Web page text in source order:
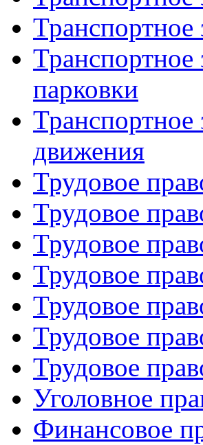
Транспортное
Транспортное
парковки
Транспортное
движения
Трудовое
Трудовое
Трудовое
Трудовое
Трудовое
Трудовое
Трудовое
Уголовное
Финансовое